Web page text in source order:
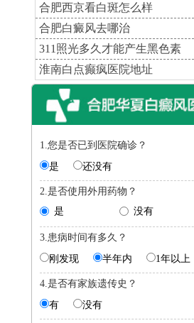
合肥西京看白斑怎么样
合肥白癜风去哪治
311照光多久才能产生黑色素
淮南白点癫疯医院地址
1.您是否已到医院确诊？
是
还没有
2.是否使用外用药物？
是
没有
3.患病时间有多久？
刚发现
半年内 1年以上
4.是否有家族遗传史？
有
没有